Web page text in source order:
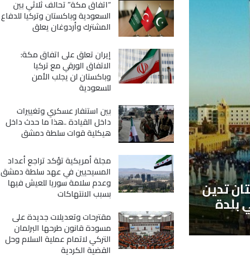
تدين
بلدة
“اتفاق مكة” تحالف ثلاثي بين
السعودية وباكستان وتركيا للدفاع
المشترك وأردوغان يعلق
إيران تعلق على اتفاق مكة:
الاتفاق الورقي مع تركيا
وباكستان لن يجلب الأمن
للسعودية
بين استنفار عسكري وتغييرات
داخل القيادة ..هذا ما حدث داخل
هيكلية قوات سلطة دمشق
مجلة أمريكية تؤكد تراجع أعداد
المسيحيين في عهد سلطة دمشق
وعدم سلامة سوريا للعيش فيها
بسبب الانتهاكات
مقترحات وتعديلات جديدة على
مسودة قانون طرحها البرلمان
التركي لاتمام عملية السلام وحل
القضية الكردية